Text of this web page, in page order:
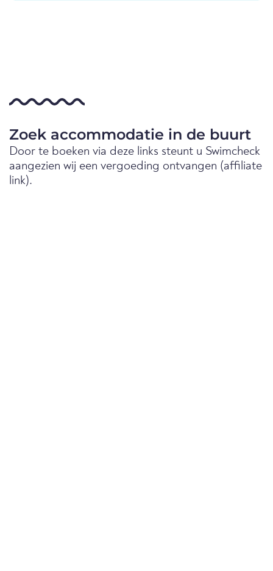
Zoek accommodatie in de buurt
Door te boeken via deze links steunt u Swimcheck
aangezien wij een vergoeding ontvangen (affiliate
link).